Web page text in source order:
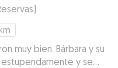
)
muy bien. Bárbara y su
y se